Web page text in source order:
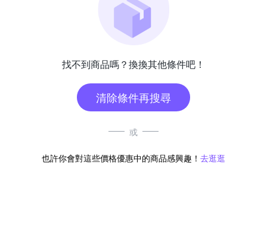
找不到商品嗎？換換其他條件吧！
清除條件再搜尋
或
也許你會對這些價格優惠中的商品感興趣！ 去逛逛